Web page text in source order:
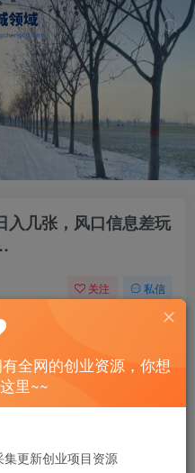
入几张，风口信息差玩
关注 私信
大佬手游全新玩法，轻松日入几张，风口信息差玩法，当天见收益，小白一…
全网的创业资源，你想
里~~
更新创业项目资源